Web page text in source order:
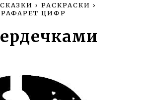
› РАСКРАСКИ ›
ЦИФР